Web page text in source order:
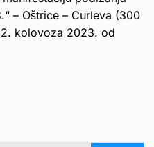
– Oštrice – Curleva (300
kolovoza 2023. od